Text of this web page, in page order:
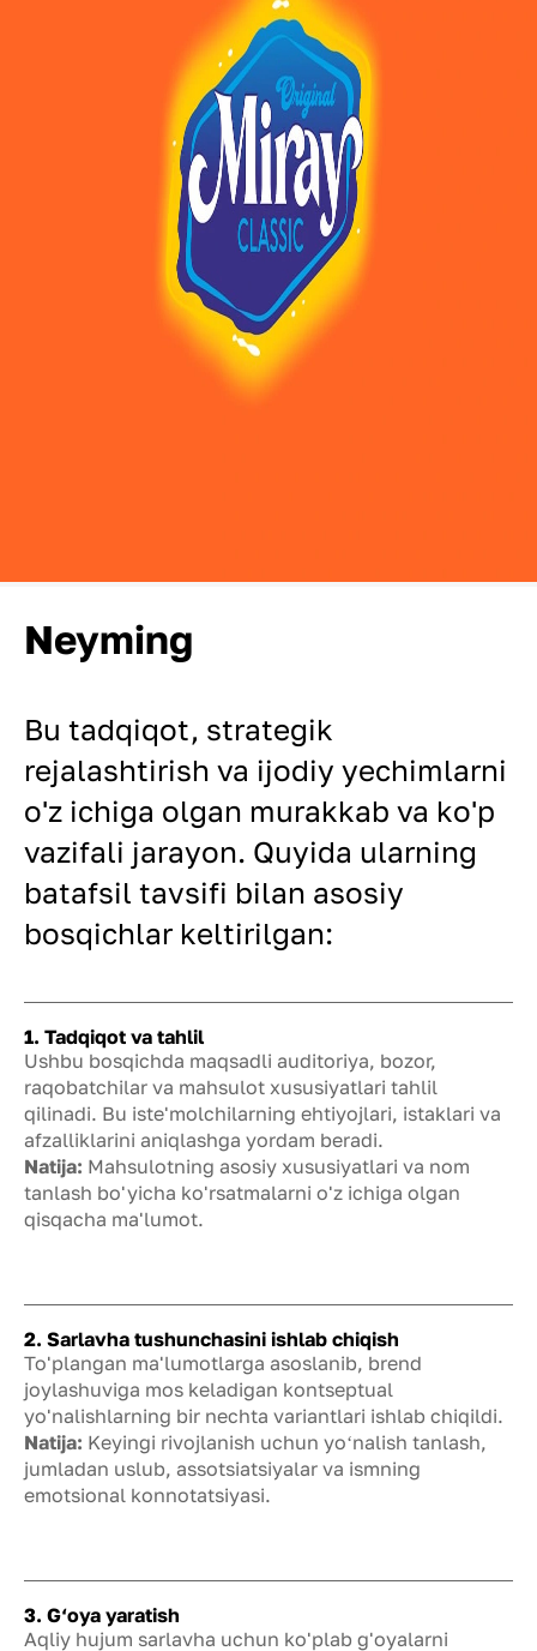
Neyming
Bu tadqiqot, strategik
rejalashtirish va ijodiy yechimlarni
o'z ichiga olgan murakkab va ko'p
vazifali jarayon. Quyida ularning
batafsil tavsifi bilan asosiy
bosqichlar keltirilgan:
1. Tadqiqot va tahlil
Ushbu bosqichda maqsadli auditoriya, bozor,
raqobatchilar va mahsulot xususiyatlari tahlil
qilinadi. Bu iste'molchilarning ehtiyojlari, istaklari va
afzalliklarini aniqlashga yordam beradi.
Natija: Mahsulotning asosiy xususiyatlari va nom
tanlash bo'yicha ko'rsatmalarni o'z ichiga olgan
qisqacha ma'lumot.
2. Sarlavha tushunchasini ishlab chiqish
To'plangan ma'lumotlarga asoslanib, brend
joylashuviga mos keladigan kontseptual
yo'nalishlarning bir nechta variantlari ishlab chiqildi.
Natija: Keyingi rivojlanish uchun yoʻnalish tanlash,
jumladan uslub, assotsiatsiyalar va ismning
emotsional konnotatsiyasi.
3. G‘oya yaratish
Aqliy hujum sarlavha uchun ko'plab g'oyalarni